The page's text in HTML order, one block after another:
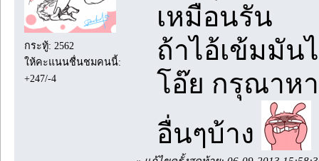
กระทู้: 2562
ให้คะแนนชื่นชมคนนี้:
+247/-4
เหมือนรัน
ถ้าไอ้เข้มมัน
โอ๊ย กรุณาห
อื่นๆบ้าง